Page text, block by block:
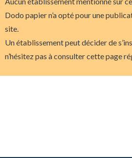
Dodo papier n’a opté pour une
site.
Un établissement peut décider de
n’hésitez pas à consulter cette page